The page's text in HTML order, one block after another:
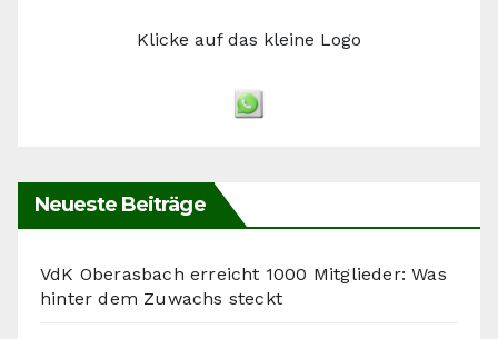
Klicke auf das kleine Logo
Neueste Beiträge
VdK Oberasbach erreicht 1000 Mitglieder: Was
hinter dem Zuwachs steckt